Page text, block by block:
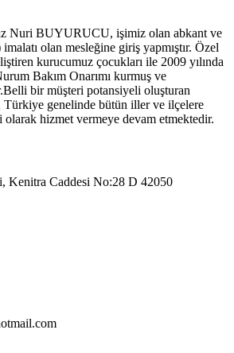
Nuri BUYURUCU, işimiz olan abkant ve
olan mesleğine giriş yapmıştır. Özel
kurucumuz çocukları ile 2009 yılında
Bakım Onarımı kurmuş ve
bir müşteri potansiyeli oluşturan
Türkiye genelinde bütün iller ve ilçelere
hizmet vermeye devam etmektedir.
Kenitra Caddesi No:28 D 42050